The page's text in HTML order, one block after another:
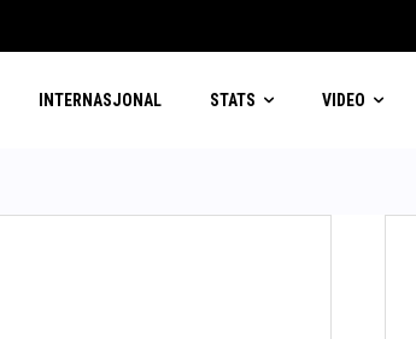
INTERNASJONAL STATS VIDEO